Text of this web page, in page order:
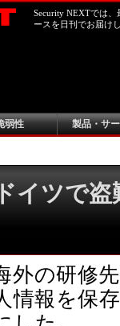
Security NEXTでは
ースを日刊でお届け
弱性 製品・サ
イツで盗
外の研修
情報を保